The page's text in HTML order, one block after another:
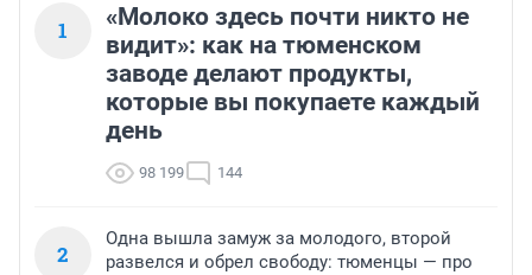
1
«Молоко здесь почти никто не
видит»: как на тюменском
заводе делают продукты,
которые вы покупаете каждый
день
98 199 144
2
Одна вышла замуж за молодого, второй
развелся и обрел свободу: тюменцы — про